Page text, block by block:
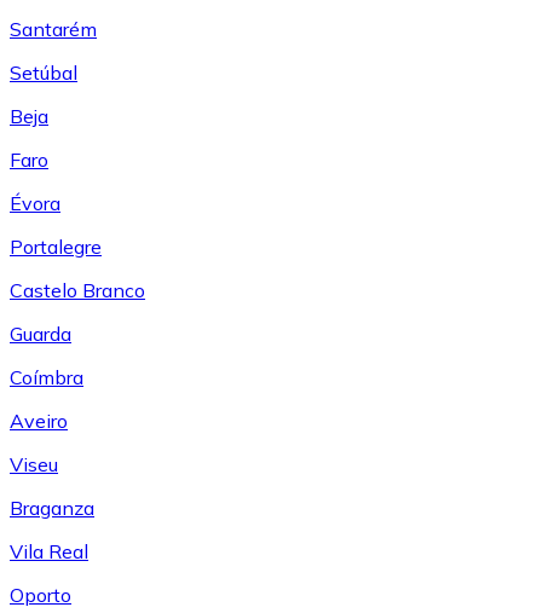
Santarém
Setúbal
Beja
Faro
Évora
Portalegre
Castelo Branco
Guarda
Coímbra
Aveiro
Viseu
Braganza
Vila Real
Oporto